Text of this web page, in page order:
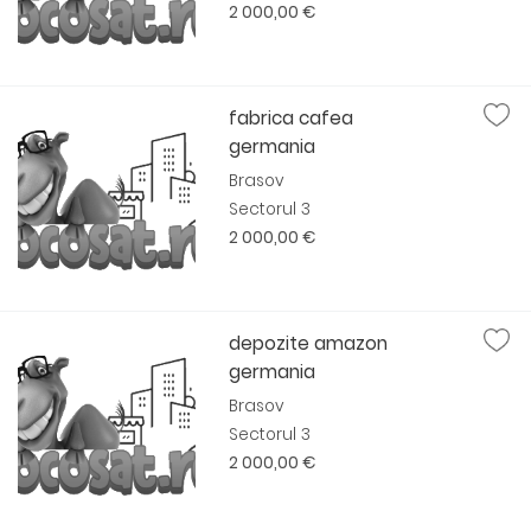
2 000,00 €
fabrica cafea
germania
Brasov
Sectorul 3
2 000,00 €
depozite amazon
germania
Brasov
Sectorul 3
2 000,00 €